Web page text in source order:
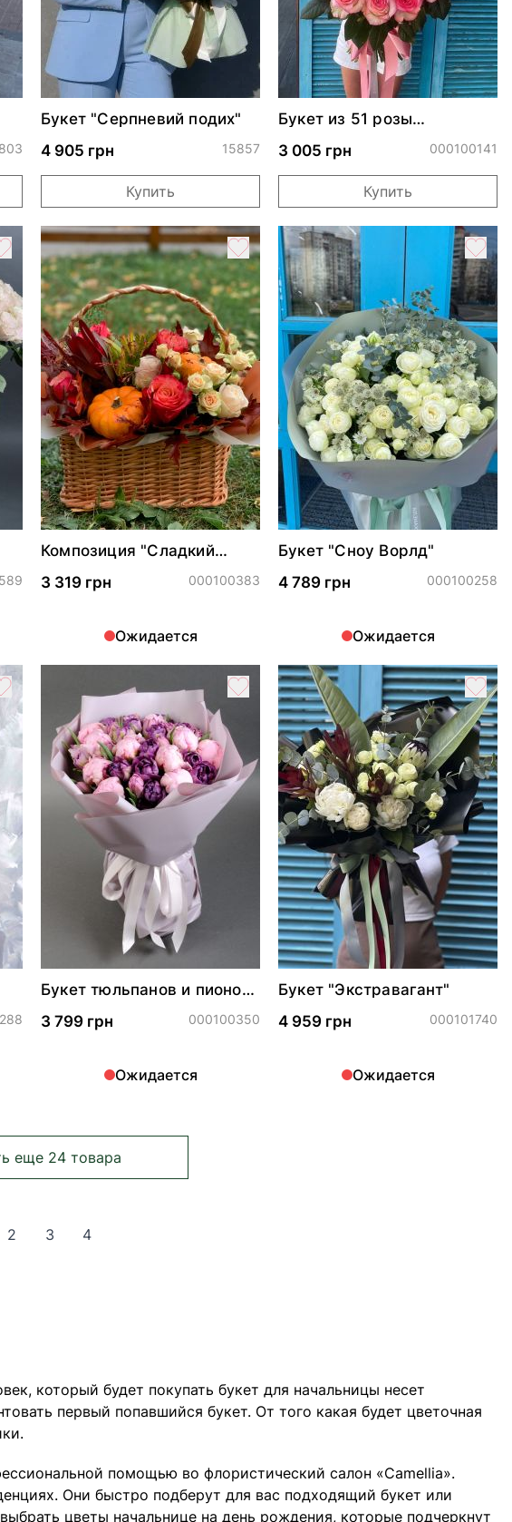
Букет "Серпневий подих"
4 905 грн
15857
Купить
Букет из 51 розы
3 005 грн
000100141
Купить
Композиция "Сладкий
3 319 грн
000100383
Ожидается
Букет "Сноу Ворлд"
4 789 грн
000100258
Ожидается
Букет тюльпанов и пионов
3 799 грн
000100350
Ожидается
Букет "Экстравагант"
4 959 грн
000101740
Ожидается
еще 24 товара
читаете страницу
Страница
2 Страница
3 Страница
4
который будет покупать букет для начальницы несет
первый попавшийся букет. От того какая будет цветочная
помощью во флористический салон «Camellia».
Они быстро подберут для вас подходящий букет или
цветы начальнице на день рождения, которые подчеркнут